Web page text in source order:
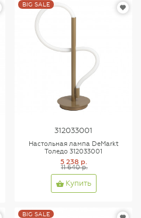
BIG SALE
312033001
Настольная лампа DeMarkt
Толедо 312033001
5 238 р.
11 640 р.
Купить
BIG SALE